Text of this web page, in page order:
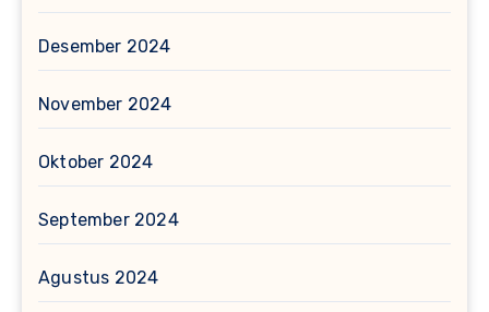
Desember 2024
November 2024
Oktober 2024
September 2024
Agustus 2024